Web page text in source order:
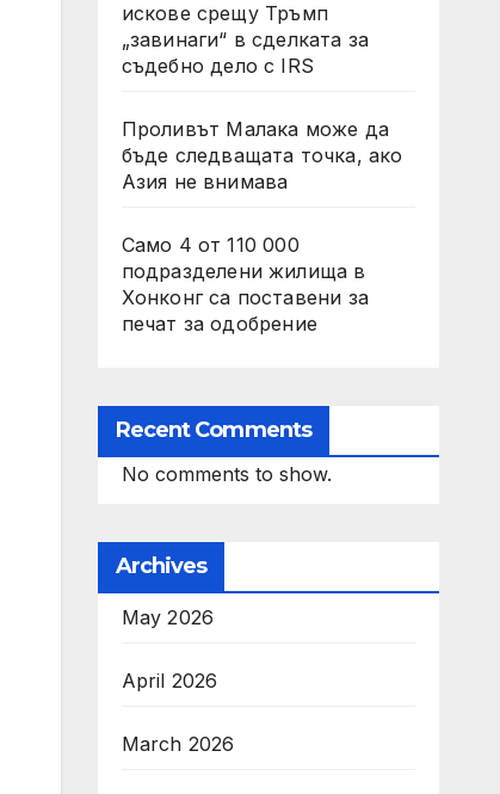
искове срещу Тръмп
„завинаги“ в сделката за
съдебно дело с IRS
Проливът Малака може да
бъде следващата точка, ако
Азия не внимава
Само 4 от 110 000
подразделени жилища в
Хонконг са поставени за
печат за одобрение
Recent Comments
No comments to show.
Archives
May 2026
April 2026
March 2026